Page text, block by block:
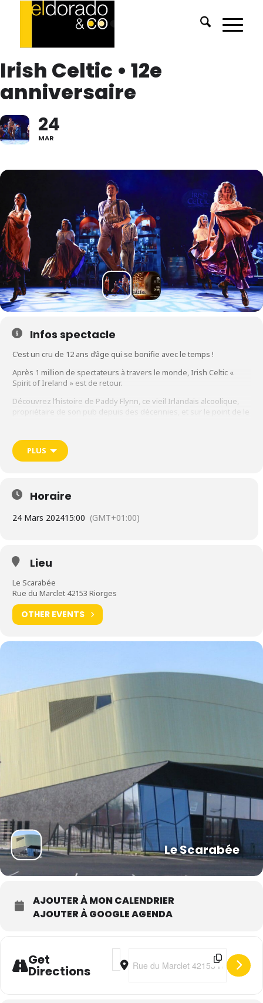
Irish Celtic • 12e
anniversaire
24
MAR
Infos spectacle
C’est un cru de 12 ans d’âge qui se bonifie avec le temps !
Après 1 million de spectateurs à travers le monde, Irish Celtic «
Spirit of Ireland » est de retour.
Découvrez l’histoire de Paddy Flynn, ce vieil Irlandais alcoolique,
propriétaire de son pub depuis des décennies, et sur le point de le
Avant de devenir propriétaire, Diarmuid doit apprendre l’histoire de
son pays.
Spectacle le dimanche 24 mars 2024 (15h) au Scarabée •
PLUS
Horaire
24 Mars 202415:00 (GMT+01:00)
Lieu
Le Scarabée
Rue du Marclet 42153 Riorges
OTHER EVENTS
Le Scarabée
AJOUTER À MON CALENDRIER
AJOUTER À GOOGLE AGENDA
Get
Directions
Address - Irish Celtic • 12e
Destination Address - Irish Celtic